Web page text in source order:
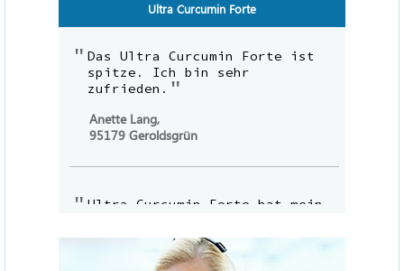
Ultra Curcumin Forte
Das Ultra Curcumin Forte ist
spitze. Ich bin sehr
zufrieden.
Anette Lang,
95179 Geroldsgrün
Ultra Curcumin Forte hat mein
nehme es jetzt 4 Jahre. Danke
für dieses tolle Gesundheits-